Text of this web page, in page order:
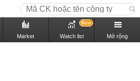
Market Watch list
New
Mở rộng